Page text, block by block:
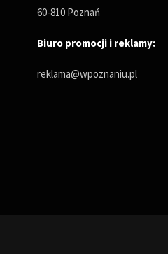
60-810 Poznań
Biuro promocji i reklamy:
reklama@wpoznaniu.pl